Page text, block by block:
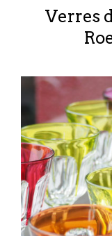
Verres